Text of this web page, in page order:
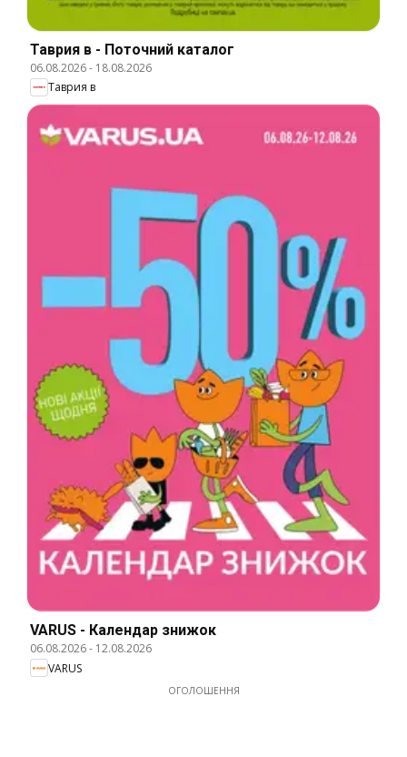
Таврия в - Поточний каталог
06.08.2026- 18.08.2026
Таврия в
VARUS - Календар знижок
06.08.2026- 12.08.2026
VARUS
ОГОЛОШЕННЯ